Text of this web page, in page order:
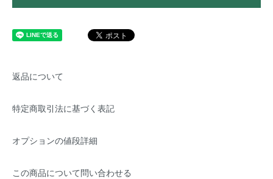
返品について
特定商取引法に基づく表記
オプションの値段詳細
この商品について問い合わせる